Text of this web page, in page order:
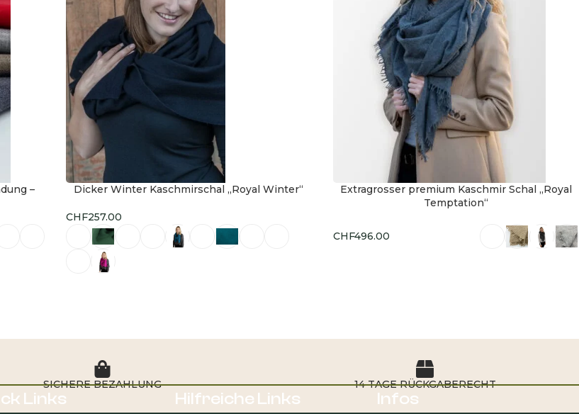
–
Dicker Winter Kaschmirschal „Royal Winter“
CHF257.00
Extragrosser premium Kaschmir Schal „Royal
Temptation“
CHF496.00
SICHERE BEZAHLUNG 14 TAGE RÜCKGABERECHT
Links Hilfreiche Links Infos